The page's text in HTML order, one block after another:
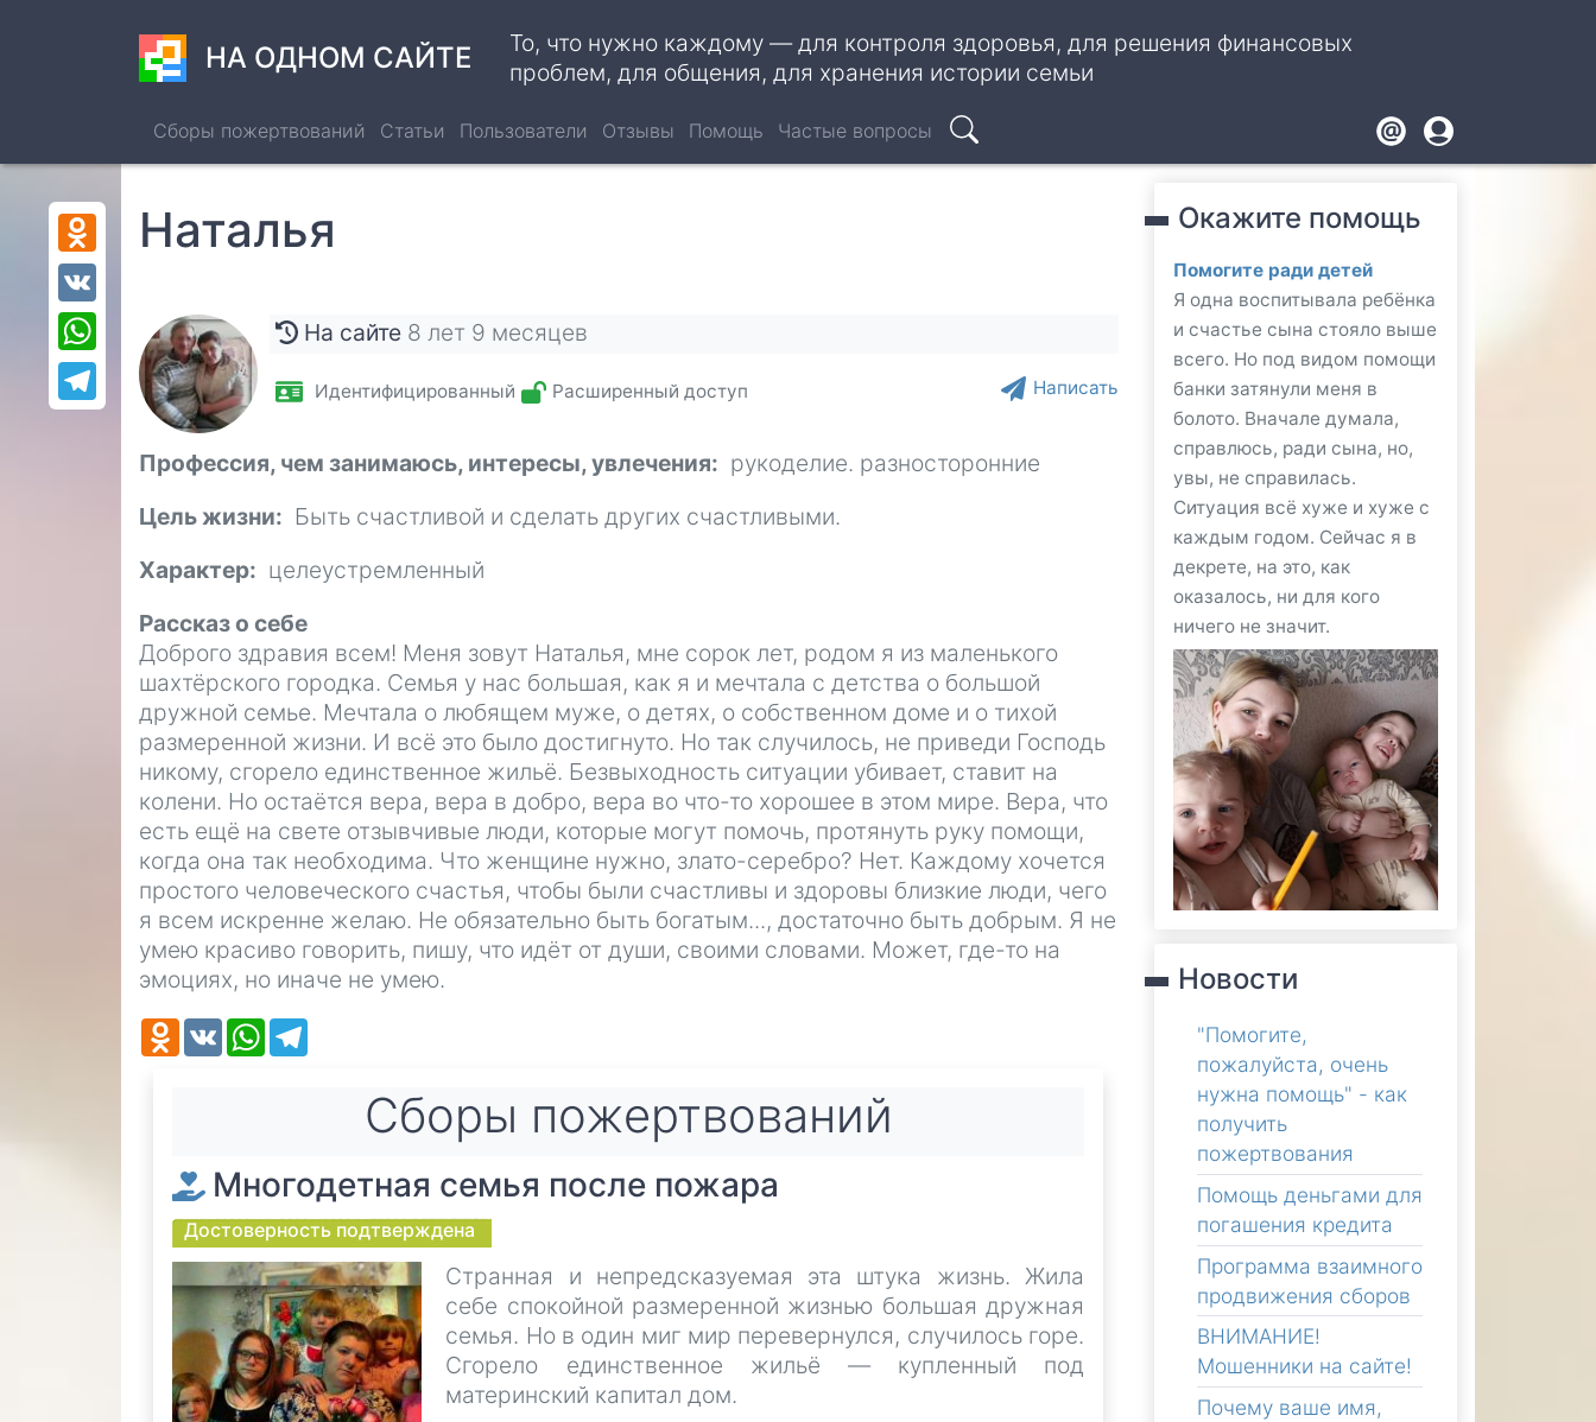
НА ОДНОМ САЙТЕ
То, что нужно каждому — для контроля здоровья, для решения финансовых
проблем, для общения, для хранения истории семьи
Сборы пожертвований Статьи Пользователи Отзывы Помощь Частые вопросы
Поиск Footer
User
account
menu
Наталья
На сайте 8 лет 9 месяцев
Идентифицированный Расширенный доступ Написать
Профессия, чем занимаюсь, интересы, увлечения
рукоделие. разносторонние
Цель жизни
Быть счастливой и сделать других счастливыми.
Характер
целеустремленный
Рассказ о себе
Доброго здравия всем! Меня зовут Наталья, мне сорок лет, родом я из маленького
шахтёрского городка. Семья у нас большая, как я и мечтала с детства о большой
дружной семье. Мечтала о любящем муже, о детях, о собственном доме и о тихой
размеренной жизни. И всё это было достигнуто. Но так случилось, не приведи Господь
никому, сгорело единственное жильё. Безвыходность ситуации убивает, ставит на
колени. Но остаётся вера, вера в добро, вера во что-то хорошее в этом мире. Вера, что
есть ещё на свете отзывчивые люди, которые могут помочь, протянуть руку помощи,
когда она так необходима. Что женщине нужно, злато-серебро? Нет. Каждому хочется
простого человеческого счастья, чтобы были счастливы и здоровы близкие люди, чего
я всем искренне желаю. Не обязательно быть богатым..., достаточно быть добрым. Я не
умею красиво говорить, пишу, что идёт от души, своими словами. Может, где-то на
эмоциях, но иначе не умею.
Odnoklassniki
WhatsApp
Telegram
Odnoklassniki
VK WhatsApp
Cборы пожертвований
Многодетная семья после пожара
Достоверность подтверждена
Странная и непредсказуемая эта штука жизнь. Жила
себе спокойной размеренной жизнью большая дружная
семья. Но в один миг мир перевернулся, случилось горе.
Сгорело единственное жильё — купленный под
материнский капитал дом.
Окажите помощь
Помогите ради детей
Я одна воспитывала ребёнка
и счастье сына стояло выше
всего. Но под видом помощи
банки затянули меня в
болото. Вначале думала,
справлюсь, ради сына, но,
увы, не справилась.
Ситуация всё хуже и хуже с
каждым годом. Сейчас я в
декрете, на это, как
оказалось, ни для кого
ничего не значит.
Новости
"Помогите,
пожалуйста, очень
нужна помощь" - как
получить
пожертвования
Помощь деньгами для
погашения кредита
Программа взаимного
продвижения сборов
ВНИМАНИЕ!
Мошенники на сайте!
Почему ваше имя,